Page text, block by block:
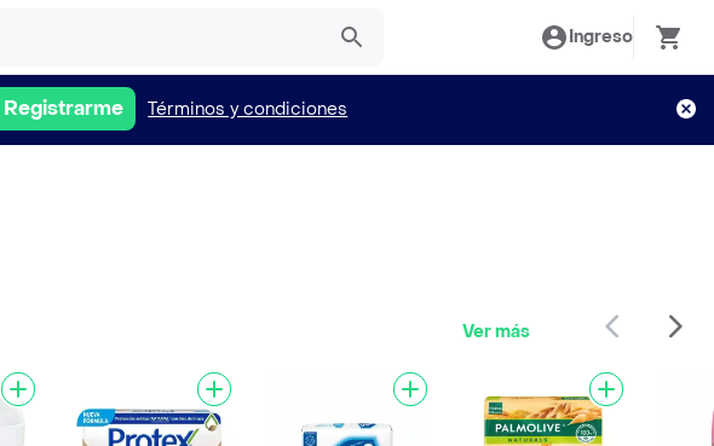
Ingreso
Registrarme Términos y condiciones
Ver más